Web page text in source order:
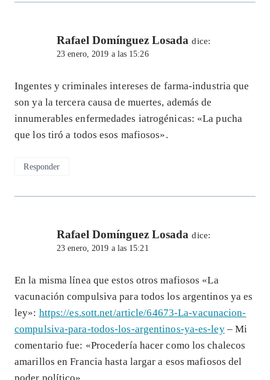
Rafael Domínguez Losada dice:
23 enero, 2019 a las 15:26
Ingentes y criminales intereses de farma-industria que
son ya la tercera causa de muertes, además de
innumerables enfermedades iatrogénicas: «La pucha
que los tiró a todos esos mafiosos».
Responder
Rafael Domínguez Losada dice:
23 enero, 2019 a las 15:21
En la misma línea que estos otros mafiosos «La
vacunación compulsiva para todos los argentinos ya es
ley»: https://es.sott.net/article/64673-La-vacunacion-
compulsiva-para-todos-los-argentinos-ya-es-ley– Mi
comentario fue: «Procedería hacer como los chalecos
amarillos en Francia hasta largar a esos mafiosos del